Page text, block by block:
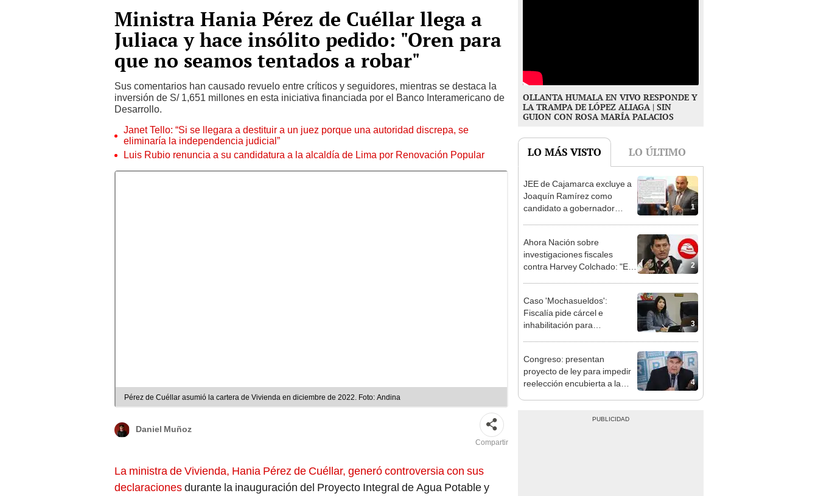
Ministra Hania Pérez de Cuéllar llega a
Juliaca y hace insólito pedido: "Oren para
que no seamos tentados a robar"
Sus comentarios han causado revuelo entre críticos y seguidores, mientras se destaca la
inversión de S/ 1,651 millones en esta iniciativa financiada por el Banco Interamericano de
Desarrollo.
Janet Tello: “Si se llegara a destituir a un juez porque una autoridad discrepa, se
eliminaría la independencia judicial”
Luis Rubio renuncia a su candidatura a la alcaldía de Lima por Renovación Popular
Pérez de Cuéllar asumió la cartera de Vivienda en diciembre de 2022. Foto: Andina
Daniel Muñoz
Compartir
La ministra de Vivienda, Hania Pérez de Cuéllar, generó controversia con sus
declaracionesdurante la inauguración del Proyecto Integral de Agua Potable y
OLLANTA HUMALA EN VIVO RESPONDE Y
LA TRAMPA DE LÓPEZ ALIAGA | SIN
GUION CON ROSA MARÍA PALACIOS
LO MÁS VISTO LO ÚLTIMO
1
JEE de Cajamarca excluye a
Joaquín Ramírez como
candidato a gobernador
2
Ahora Nación sobre
investigaciones fiscales
contra Harvey Colchado: "El
3
Caso 'Mochasueldos':
Fiscalía pide cárcel e
inhabilitación para
4
Congreso: presentan
proyecto de ley para impedir
reelección encubierta a la